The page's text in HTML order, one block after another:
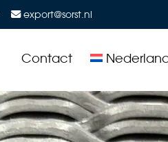
export@sorst.nl
Contact